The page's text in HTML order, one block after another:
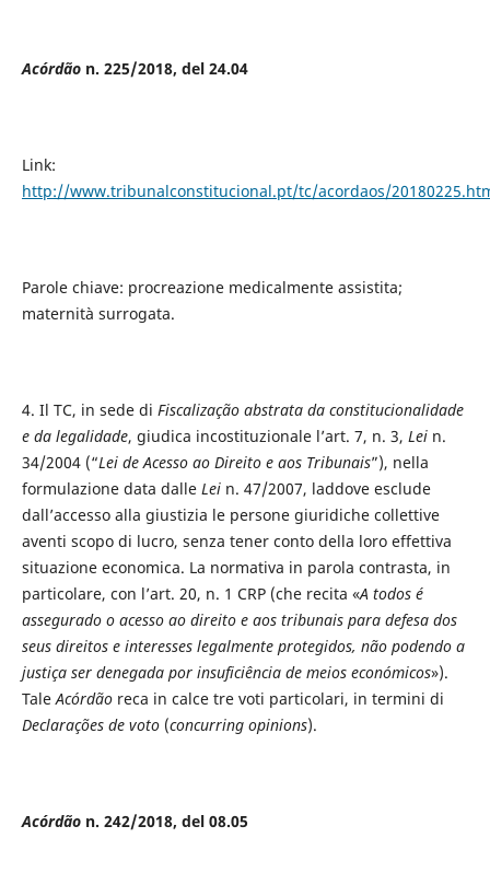
Acórdão n. 225/2018, del 24.04
Link:
http://www.tribunalconstitucional.pt/tc/acordaos/
Parole chiave: procreazione medicalmente assistita;
maternità surrogata.
4. Il TC, in sede di Fiscalização abstrata da constitucionalidade
e da legalidade, giudica incostituzionale l’art. 7, n. 3, Lei n.
34/2004 (“Lei de Acesso ao Direito e aos Tribunais”), nella
formulazione data dalle Lein. 47/2007, laddove esclude
dall’accesso alla giustizia le persone giuridiche collettive
aventi scopo di lucro, senza tener conto della loro effettiva
situazione economica. La normativa in parola contrasta, in
particolare, con l’art. 20, n. 1 CRP (che recita «A todos é
assegurado o acesso ao direito e aos tribunais para defesa dos
seus direitos e interesses legalmente protegidos, não podendo a
justiça ser denegada por insuficiência de meios económicos»).
TaleAcórdãoreca in calce tre voti particolari, in termini di
Declarações de voto (concurring opinions).
Acórdão n. 242/2018, del 08.05